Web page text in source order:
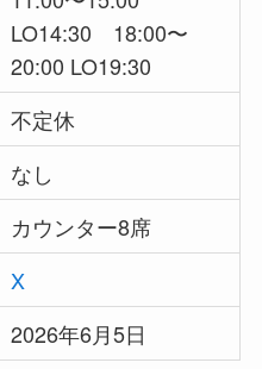
LO14:30 18:00〜
20:00 LO19:30
不定休
なし
カウンター8席
X
2026年6月5日